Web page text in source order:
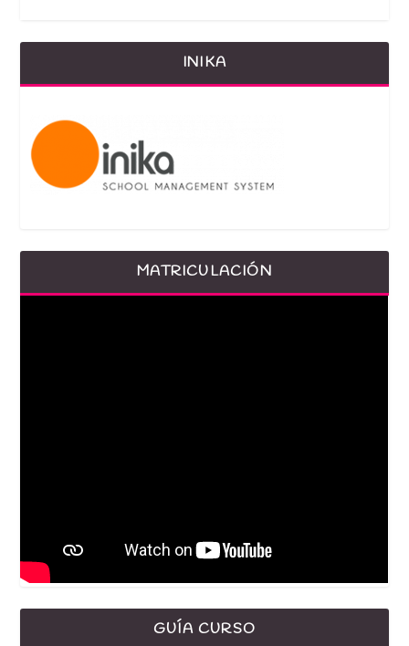
INIKA
MATRICULACIÓN
GUÍA CURSO